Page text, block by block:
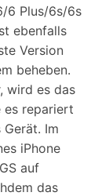
6 Plus/6s/6s
ebenfalls
Version
beheben.
wird es das
es repariert
Im
iPhone
auf
das